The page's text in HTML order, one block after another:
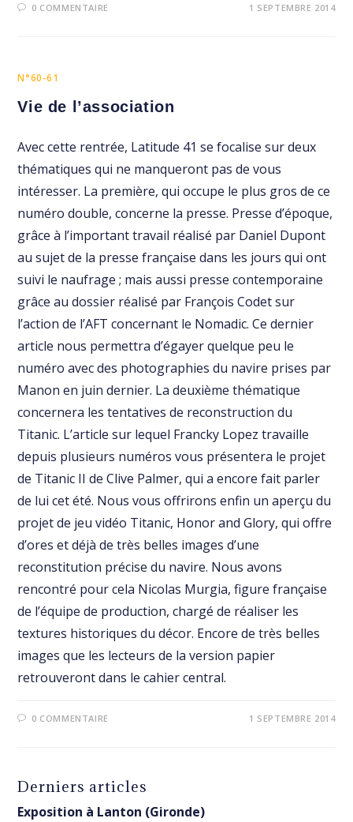
0 COMMENTAIRE 1 SEPTEMBRE 2014
N°60-61
Vie de l’association
Avec cette rentrée, Latitude 41 se focalise sur deux
thématiques qui ne manqueront pas de vous
intéresser. La première, qui occupe le plus gros de ce
numéro double, concerne la presse. Presse d’époque,
grâce à l’important travail réalisé par Daniel Dupont
au sujet de la presse française dans les jours qui ont
suivi le naufrage ; mais aussi presse contemporaine
grâce au dossier réalisé par François Codet sur
l’action de l’AFT concernant le Nomadic. Ce dernier
article nous permettra d’égayer quelque peu le
numéro avec des photographies du navire prises par
Manon en juin dernier. La deuxième thématique
concernera les tentatives de reconstruction du
Titanic. L’article sur lequel Francky Lopez travaille
depuis plusieurs numéros vous présentera le projet
de Titanic II de Clive Palmer, qui a encore fait parler
de lui cet été. Nous vous offrirons enfin un aperçu du
projet de jeu vidéo Titanic, Honor and Glory, qui offre
d’ores et déjà de très belles images d’une
reconstitution précise du navire. Nous avons
rencontré pour cela Nicolas Murgia, figure française
de l’équipe de production, chargé de réaliser les
textures historiques du décor. Encore de très belles
images que les lecteurs de la version papier
retrouveront dans le cahier central.
0 COMMENTAIRE 1 SEPTEMBRE 2014
Derniers articles
Exposition à Lanton (Gironde)